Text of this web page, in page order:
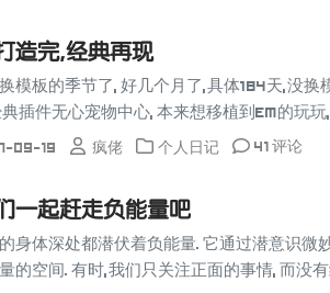
造完,经典再现
模板的季节了, 好几个月了,具体184天,没
插件无心宠物中心, 本来想移植到EM的玩
09-19 疯佬 个人日记 41 评论
一起赶走负能量吧
身体深处都潜伏着负能量. 它通过潜意识微
的空间. 有时,我们只关注正面的事情, 而没